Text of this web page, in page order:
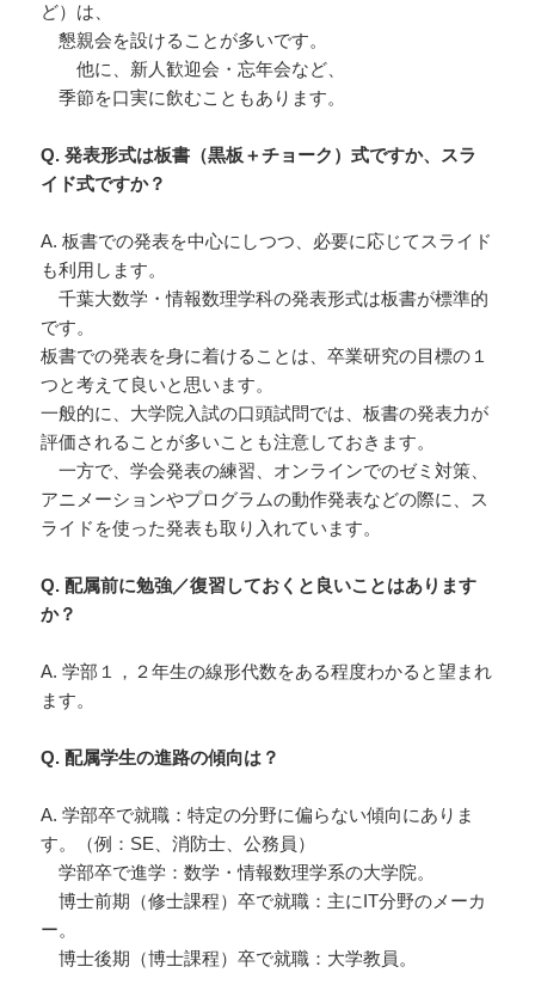
ど）は、
懇親会を設けることが多いです。
他に、新人歓迎会・忘年会など、
季節を口実に飲むこともあります。
Q. 発表形式は板書（黒板＋チョーク）式ですか、スラ
イド式ですか？
A. 板書での発表を中心にしつつ、必要に応じてスライド
も利用します。
千葉大数学・情報数理学科の発表形式は板書が標準的
です。
板書での発表を身に着けることは、卒業研究の目標の１
つと考えて良いと思います。
一般的に、大学院入試の口頭試問では、板書の発表力が
評価されることが多いことも注意しておきます。
一方で、学会発表の練習、オンラインでのゼミ対策、
アニメーションやプログラムの動作発表などの際に、ス
ライドを使った発表も取り入れています。
Q. 配属前に勉強／復習しておくと良いことはあります
か？
A. 学部１，２年生の線形代数をある程度わかると望まれ
ます。
Q. 配属学生の進路の傾向は？
A. 学部卒で就職：特定の分野に偏らない傾向にありま
す。（例：SE、消防士、公務員）
学部卒で進学：数学・情報数理学系の大学院。
博士前期（修士課程）卒で就職：主にIT分野のメーカ
ー。
博士後期（博士課程）卒で就職：大学教員。